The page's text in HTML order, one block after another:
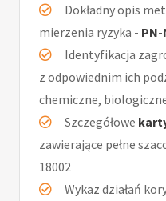
Dokładny opis
mierzenia ryzyka - PN-
Identyfikacja
z odpowiednim ich
chemiczne,
Szczegółowe
zawierające pełne
18002
Wykaz działań